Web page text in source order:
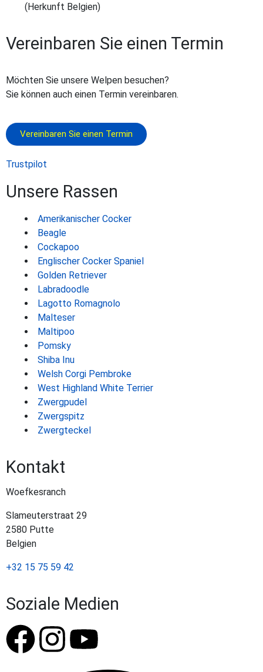
Dezember 17, 2025
(Herkunft Belgien)
Vereinbaren Sie einen Termin
Möchten Sie unsere Welpen besuchen?
Sie können auch einen Termin vereinbaren.
Vereinbaren Sie einen Termin
Trustpilot
Unsere Rassen
Amerikanischer Cocker
Beagle
Cockapoo
Englischer Cocker Spaniel
Golden Retriever
Labradoodle
Lagotto Romagnolo
Malteser
Maltipoo
Pomsky
Shiba Inu
Welsh Corgi Pembroke
West Highland White Terrier
Zwergpudel
Zwergspitz
Zwergteckel
Kontakt
Woefkesranch
Slameuterstraat 29
2580 Putte
Belgien
+32 15 75 59 42
Soziale Medien